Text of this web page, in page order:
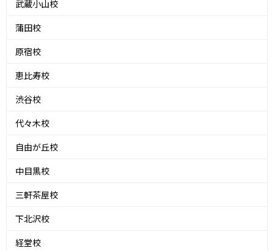
武蔵小山校
蒲田校
原宿校
恵比寿校
渋谷校
代々木校
自由が丘校
中目黒校
三軒茶屋校
下北沢校
経堂校